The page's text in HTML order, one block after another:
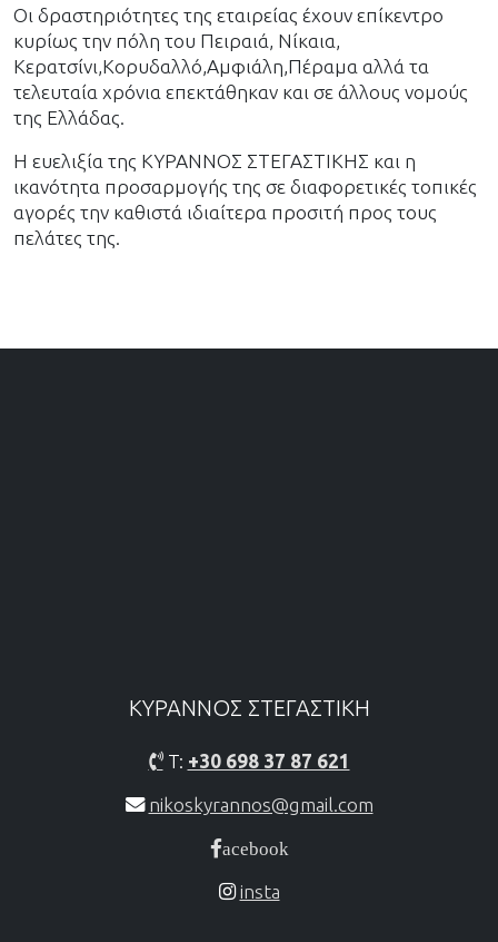
Οι δραστηριότητες της εταιρείας έχουν επίκεντρο
κυρίως την πόλη του Πειραιά, Νίκαια,
Κερατσίνι,Κορυδαλλό,Αμφιάλη,Πέραμα αλλά τα
τελευταία χρόνια επεκτάθηκαν και σε άλλους νομούς
της Ελλάδας.
Η ευελιξία της ΚΥΡΑΝΝΟΣ ΣΤΕΓΑΣΤΙΚΗΣ και η
ικανότητα προσαρμογής της σε διαφορετικές τοπικές
αγορές την καθιστά ιδιαίτερα προσιτή προς τους
πελάτες της.
ΚΥΡΑΝΝΟΣ ΣΤΕΓΑΣΤΙΚH
T: +30 698 37 87 621
nikoskyrannos@gmail.com
acebook
insta